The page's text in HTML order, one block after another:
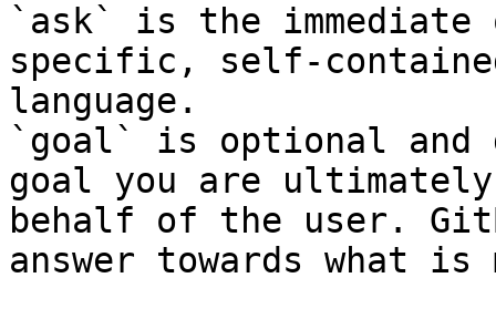
`ask` is the
specific, self-
language.
`goal` is optional and
goal you are
behalf of the user.
answer towards what